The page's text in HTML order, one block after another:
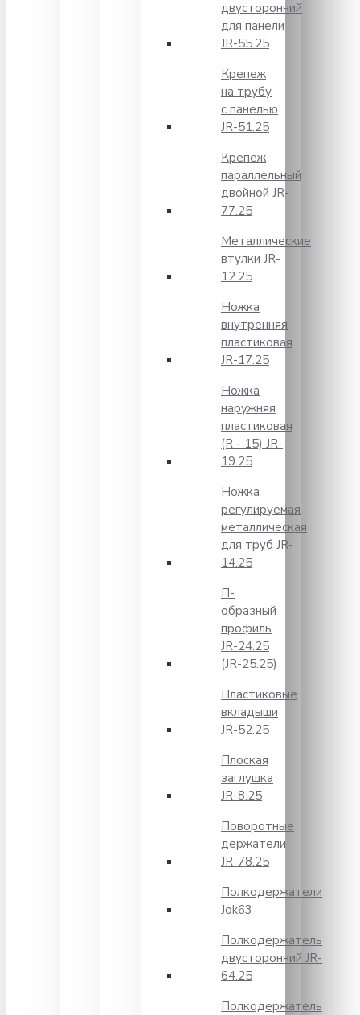
двусторонний
для панели
JR-55.25
Крепеж
на трубу
с панелью
JR-51.25
Крепеж
параллельный
двойной JR-
77.25
Металлические
втулки JR-
12.25
Ножка
внутренняя
пластиковая
JR-17.25
Ножка
наружняя
пластиковая
(R - 15) JR-
19.25
Ножка
регулируемая
металлическая
для труб JR-
14.25
П-
образный
профиль
JR-24.25
(JR-25.25)
Пластиковые
вкладыши
JR-52.25
Плоская
заглушка
JR-8.25
Поворотные
держатели
JR-78.25
Полкодержатели
Jok63
Полкодержатель
двусторонний JR-
64.25
Полкодержатель